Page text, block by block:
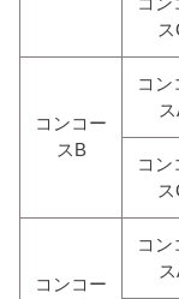
ス
コンコー
スB
コン
コン
ス
コンコー
コン